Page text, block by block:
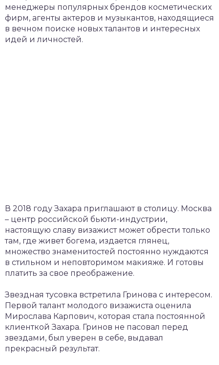
менеджеры популярных брендов косметических
фирм, агенты актеров и музыкантов, находящиеся
в вечном поиске новых талантов и интересных
идей и личностей.
В 2018 году Захара приглашают в столицу. Москва
– центр российской бьюти-индустрии,
настоящую славу визажист может обрести только
там, где живет богема, издается глянец,
множество знаменитостей постоянно нуждаются
в стильном и неповторимом макияже. И готовы
платить за свое преображение.
Звездная тусовка встретила Гринова с интересом.
Первой талант молодого визажиста оценила
Мирослава Карпович, которая стала постоянной
клиенткой Захара. Гринов не пасовал перед
звездами, был уверен в себе, выдавал
прекрасный результат.